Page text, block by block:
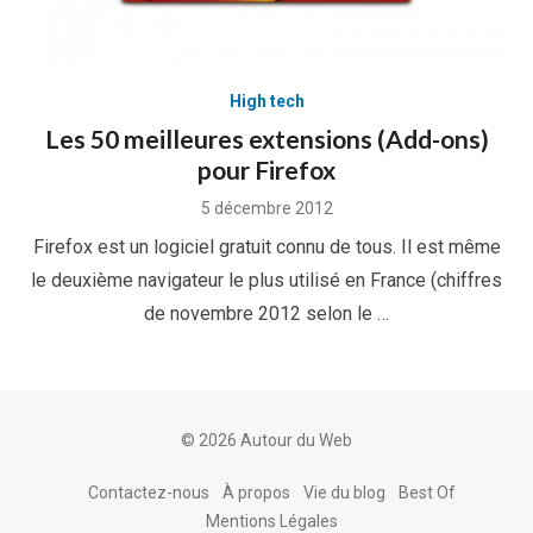
High tech
Les 50 meilleures extensions (Add-ons)
pour Firefox
Posted
5 décembre 2012
Firefox est un logiciel gratuit connu de tous. Il est même
le deuxième navigateur le plus utilisé en France (chiffres
de novembre 2012 selon le …
© 2026 Autour du Web
Contactez-nous À propos Vie du blog
Best Of
Mentions Légales